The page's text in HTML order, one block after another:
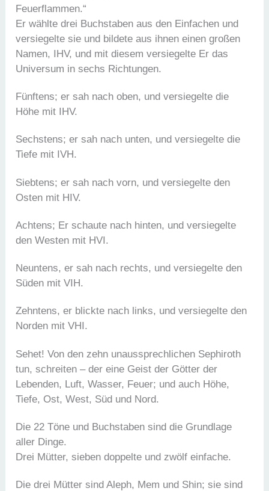
Feuerflammen.“
Er wählte drei Buchstaben aus den Einfachen und
versiegelte sie und bildete aus ihnen einen großen
Namen, IHV, und mit diesem versiegelte Er das
Universum in sechs Richtungen.
Fünftens; er sah nach oben, und versiegelte die
Höhe mit IHV.
Sechstens; er sah nach unten, und versiegelte die
Tiefe mit IVH.
Siebtens; er sah nach vorn, und versiegelte den
Osten mit HIV.
Achtens; Er schaute nach hinten, und versiegelte
den Westen mit HVI.
Neuntens, er sah nach rechts, und versiegelte den
Süden mit VIH.
Zehntens, er blickte nach links, und versiegelte den
Norden mit VHI.
Sehet! Von den zehn unaussprechlichen Sephiroth
tun, schreiten – der eine Geist der Götter der
Lebenden, Luft, Wasser, Feuer; und auch Höhe,
Tiefe, Ost, West, Süd und Nord.
Die 22 Töne und Buchstaben sind die Grundlage
aller Dinge.
Drei Mütter, sieben doppelte und zwölf einfache.
Die drei Mütter sind Aleph, Mem und Shin; sie sind